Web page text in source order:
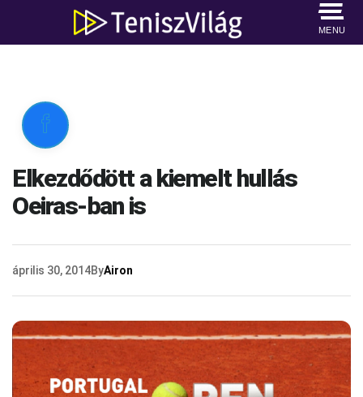
MENU

Elkezdődött a kiemelt hullás
Oeiras-ban is
április 30, 2014ByAiron